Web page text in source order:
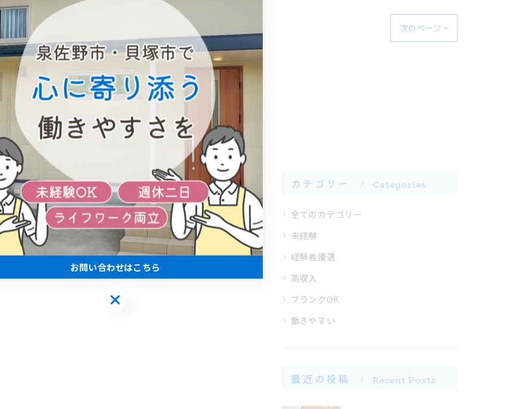
次のページ >
関連タグ
#大阪 #障害者 #重度 #グループホーム
カテゴリー Categories
全てのカテゴリー
未経験
経験者優遇
高収入
ブランクOK
働きやすい
最近の投稿 Recent Posts
お問い合わせはこちら
お問い合わせはこちら